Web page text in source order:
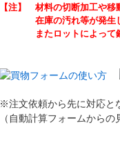
【注】 材料の切断加工や移
在庫の汚れ等が発生しま
またロットによって鋼材
※注文依頼から先に対応と
（自動計算フォームから